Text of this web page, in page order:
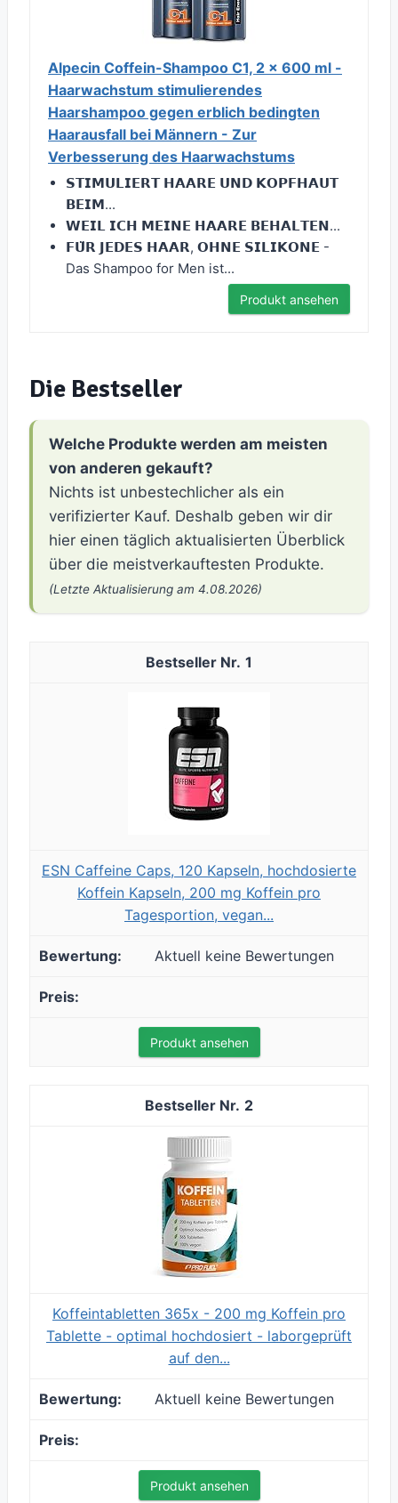
Alpecin Coffein-Shampoo C1, 2 x 600 ml -
Haarwachstum stimulierendes
Haarshampoo gegen erblich bedingten
Haarausfall bei Männern - Zur
Verbesserung des Haarwachstums
𝗦𝗧𝗜𝗠𝗨𝗟𝗜𝗘𝗥𝗧 𝗛𝗔𝗔𝗥𝗘 𝗨𝗡𝗗 𝗞𝗢𝗣𝗙𝗛𝗔𝗨𝗧
𝗕𝗘𝗜𝗠...
𝗪𝗘𝗜𝗟 𝗜𝗖𝗛 𝗠𝗘𝗜𝗡𝗘 𝗛𝗔𝗔𝗥𝗘 𝗕𝗘𝗛𝗔𝗟𝗧𝗘𝗡...
𝗙𝗨̈𝗥 𝗝𝗘𝗗𝗘𝗦 𝗛𝗔𝗔𝗥, 𝗢𝗛𝗡𝗘 𝗦𝗜𝗟𝗜𝗞𝗢𝗡𝗘 -
Das Shampoo for Men ist...
Produkt ansehen
Die Bestseller
Welche Produkte werden am meisten
von anderen gekauft?
Nichts ist unbestechlicher als ein
verifizierter Kauf. Deshalb geben wir dir
hier einen täglich aktualisierten Überblick
über die meistverkauftesten Produkte.
(Letzte Aktualisierung am 4.08.2026)
1
ESN Caffeine Caps, 120 Kapseln, hochdosierte
Koffein Kapseln, 200 mg Koffein pro
Tagesportion, vegan...
Aktuell keine Bewertungen
Produkt ansehen
2
Koffeintabletten 365x - 200 mg Koffein pro
Tablette - optimal hochdosiert - laborgeprüft
auf den...
Aktuell keine Bewertungen
Produkt ansehen